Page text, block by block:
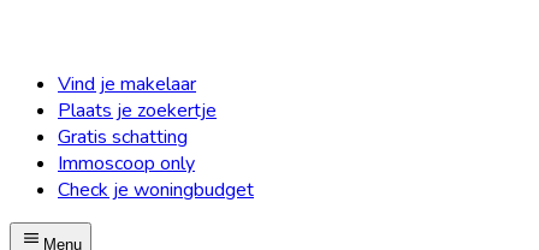
Vind je makelaar
Plaats je zoekertje
Gratis schatting
Immoscoop only
Check je woningbudget
Menu